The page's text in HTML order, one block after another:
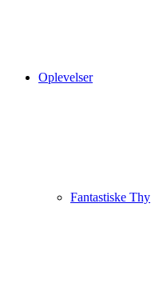
Oplevelser
Fantastiske Thy